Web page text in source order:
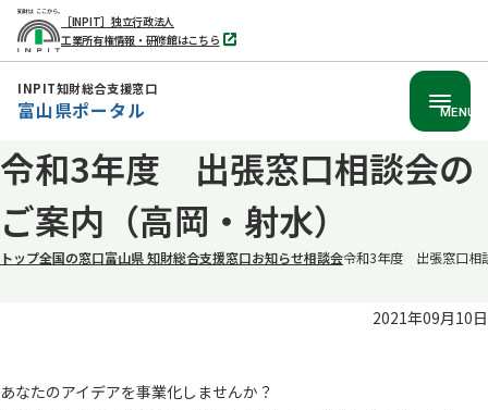
本
文
へ
［INPIT］独立行政法人
工業所有権情報・研修館はこちら
別
タ
INPIT知財総合支援窓口
富山県ポータル MENU
令和3年度 出張窓口相談会の
ご案内（高岡・射水）
トップ全国の窓口富山県 知財総合支援窓口お知らせ相談会令和3年度 出張窓口相
2021年09月10日
あなたのアイデアを事業化しませんか？